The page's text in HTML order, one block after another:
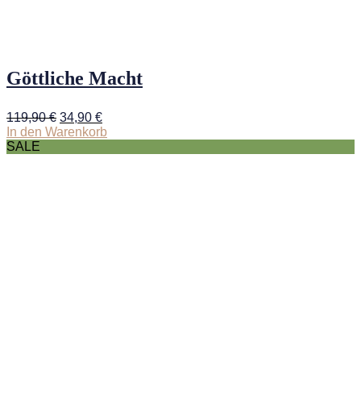
Göttliche Macht
119,90€ Ursprünglicher
Preis
34,90 €Aktueller
Preis
In den Warenkorb
SALE